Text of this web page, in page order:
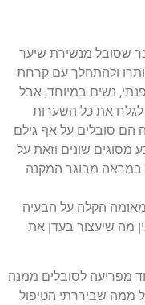
שסובל מנשירת שיער
ולהתהלך עם קרחת
נשים במיוחד, אבל
לגלח את כל השערות
סובלים על אף גילם
מסוגים שונים וזאת על
במראה מבוגר המקנה
הקלה על הבעיה
מה שיעצור בעדן את
מפריעה לסובלים ממנה
ממה שביררתי הטיפול